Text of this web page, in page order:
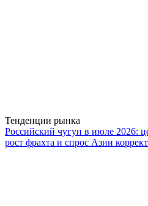
Тенденции рынка
Российский чугун в июле 2026:
рост фрахта и спрос Азии